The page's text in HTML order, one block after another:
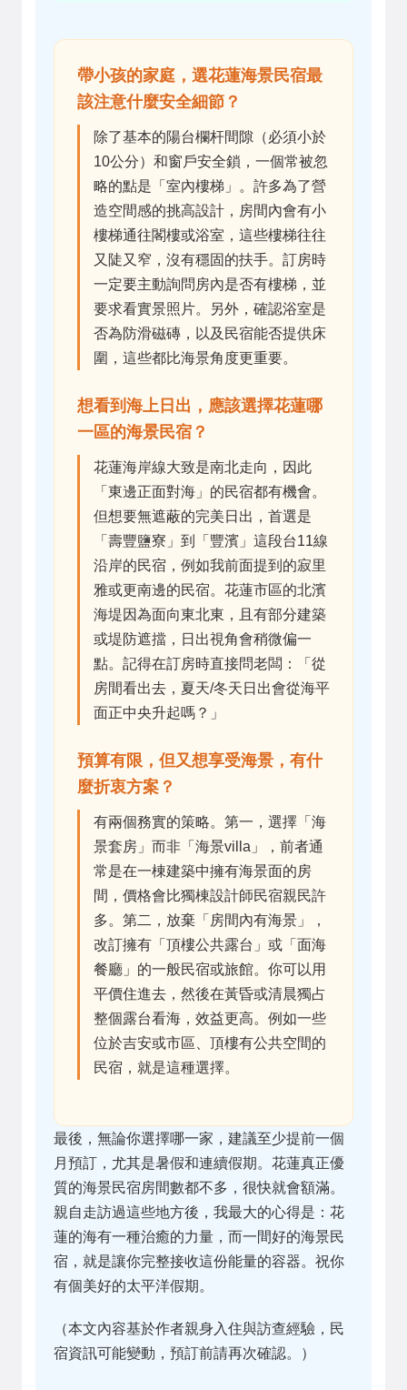
帶小孩的家庭，選花蓮海景民宿最
該注意什麼安全細節？
除了基本的陽台欄杆間隙（必須小於
10公分）和窗戶安全鎖，一個常被忽
略的點是「室內樓梯」。許多為了營
造空間感的挑高設計，房間內會有小
樓梯通往閣樓或浴室，這些樓梯往往
又陡又窄，沒有穩固的扶手。訂房時
一定要主動詢問房內是否有樓梯，並
要求看實景照片。另外，確認浴室是
否為防滑磁磚，以及民宿能否提供床
圍，這些都比海景角度更重要。
想看到海上日出，應該選擇花蓮哪
一區的海景民宿？
花蓮海岸線大致是南北走向，因此
「東邊正面對海」的民宿都有機會。
但想要無遮蔽的完美日出，首選是
「壽豐鹽寮」到「豐濱」這段台11線
沿岸的民宿，例如我前面提到的寂里
雅或更南邊的民宿。花蓮市區的北濱
海堤因為面向東北東，且有部分建築
或堤防遮擋，日出視角會稍微偏一
點。記得在訂房時直接問老闆：「從
房間看出去，夏天/冬天日出會從海平
面正中央升起嗎？」
預算有限，但又想享受海景，有什
麼折衷方案？
有兩個務實的策略。第一，選擇「海
景套房」而非「海景villa」，前者通
常是在一棟建築中擁有海景面的房
間，價格會比獨棟設計師民宿親民許
多。第二，放棄「房間內有海景」，
改訂擁有「頂樓公共露台」或「面海
餐廳」的一般民宿或旅館。你可以用
平價住進去，然後在黃昏或清晨獨占
整個露台看海，效益更高。例如一些
位於吉安或市區、頂樓有公共空間的
民宿，就是這種選擇。
最後，無論你選擇哪一家，建議至少提前一個
月預訂，尤其是暑假和連續假期。花蓮真正優
質的海景民宿房間數都不多，很快就會額滿。
親自走訪過這些地方後，我最大的心得是：花
蓮的海有一種治癒的力量，而一間好的海景民
宿，就是讓你完整接收這份能量的容器。祝你
有個美好的太平洋假期。
（本文內容基於作者親身入住與訪查經驗，民
宿資訊可能變動，預訂前請再次確認。）